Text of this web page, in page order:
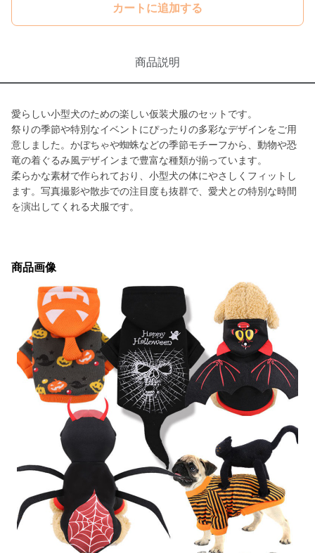
カートに追加する
商品説明
愛らしい小型犬のための楽しい仮装犬服のセットです。
祭りの季節や特別なイベントにぴったりの多彩なデザインをご用
意しました。かぼちゃや蜘蛛などの季節モチーフから、動物や恐
竜の着ぐるみ風デザインまで豊富な種類が揃っています。
柔らかな素材で作られており、小型犬の体にやさしくフィットし
ます。写真撮影や散歩での注目度も抜群で、愛犬との特別な時間
を演出してくれる犬服です。
商品画像